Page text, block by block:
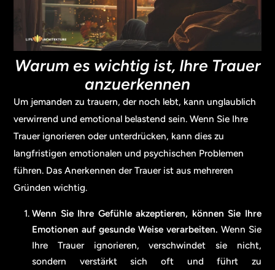
Warum es wichtig ist, Ihre Trauer
anzuerkennen
Um jemanden zu trauern, der noch lebt, kann unglaublich
verwirrend und emotional belastend sein. Wenn Sie Ihre
Trauer ignorieren oder unterdrücken, kann dies zu
langfristigen emotionalen und psychischen Problemen
führen. Das Anerkennen der Trauer ist aus mehreren
Gründen wichtig.
Wenn Sie Ihre Gefühle akzeptieren, können Sie Ihre
Emotionen auf gesunde Weise verarbeiten. Wenn Sie
Ihre Trauer ignorieren, verschwindet sie nicht,
sondern verstärkt sich oft und führt zu